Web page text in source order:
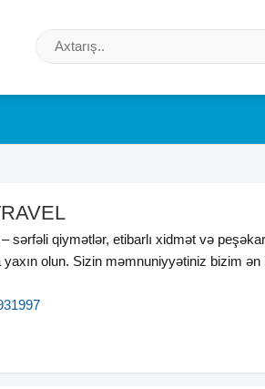
sərfəli qiymətlər, etibarlı xidmət və
yaxın olun. Sizin məmnuniyyətiniz bizim